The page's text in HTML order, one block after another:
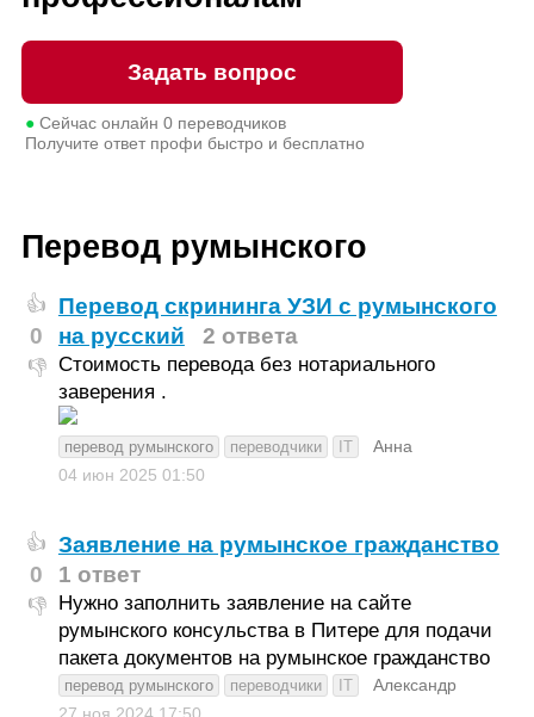
Задать вопрос
●Сейчас онлайн 0 переводчиков
Получите ответ профи быстро и бесплатно
Перевод румынского
👍
0
👎
Перевод скрининга УЗИ с румынского
на русский
2 ответа
Стоимость перевода без нотариального
заверения .
перевод румынского переводчики IT
Анна
04 июн 2025 01:50
👍
0
👎
Заявление на румынское гражданство
1 ответ
Нужно заполнить заявление на сайте
румынского консульства в Питере для подачи
пакета документов на румынское гражданство
перевод румынского переводчики IT
Александр